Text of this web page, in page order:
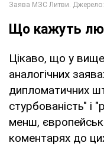
Що кажуть
Цікаво, що у
аналогічних
дипломатичних
стурбованість" і
менш,
коментарях до